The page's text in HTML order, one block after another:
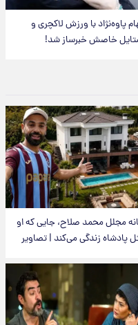
پاوه‌نژاد با ورزش لاکچری و
خاصش خبرساز شد!
مجلل محمد صلاح، جایی که او
پادشاه زندگی می‌کند | تصاویر